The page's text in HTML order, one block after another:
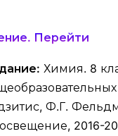
Перейти
Химия. 8
Ф.Г.
2016-